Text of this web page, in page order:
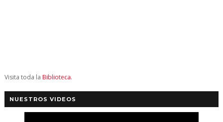
Visita toda la Biblioteca.
NUESTROS VIDEOS